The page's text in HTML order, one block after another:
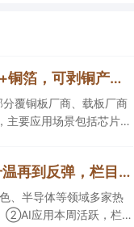
【机构龙虎榜解读】PCB+先进封装+铜箔，可剥铜产品通过了部分覆铜板厂商、载板厂商及相关芯片终端的认证，持续获得小批量订单，主要应用场景包括芯片封装光模块用PCB，机构大额净买入这家公司
覆铜板厂商、载板厂商
主要应用场景包括芯片封
合规资质，这家公司获净
【九点特供周回顾】从超跌到情绪升温再到反弹，栏目梳理AI应用题材逻辑，AI教育人气公司解读后获4连板
、半导体等领域多家热